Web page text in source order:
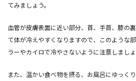
てみましょう。
血管が皮膚表面に近い部分、首、手首、膝の
て体が冷えやすくなりますので、このような
ラーやカイロで冷やさないように注意しまし
また、温かい食べ物を摂る、お風呂にゆっく